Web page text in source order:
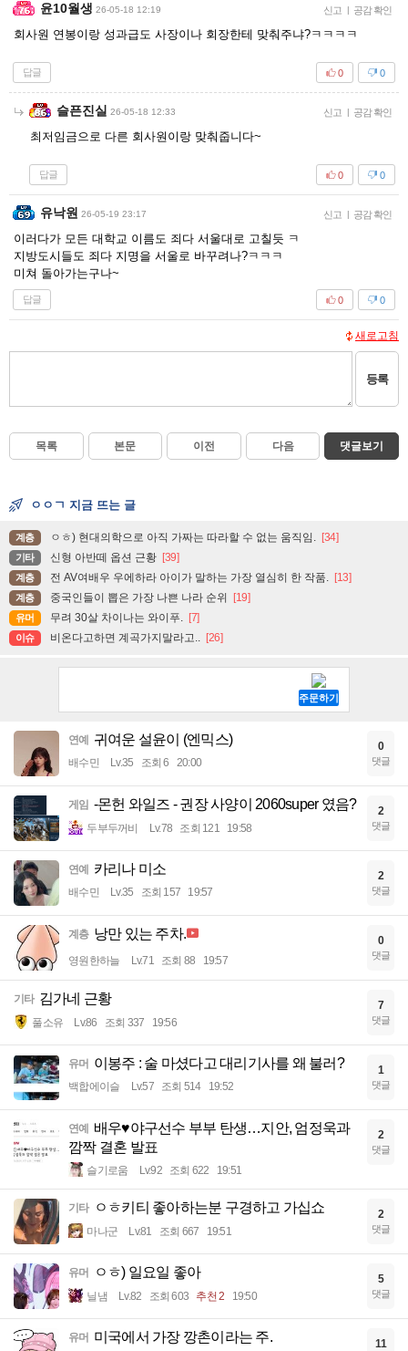
윤10월생 26-05-18 12:19 신고 공감 확인
회사원 연봉이랑 성과급도 사장이나 회장한테 맞춰주냐?ㅋㅋㅋㅋ
답글 0
0
슬픈진실 26-05-18 12:33 신고 공감 확인
최저임금으로 다른 회사원이랑 맞춰줍니다~
답글 0
0
유낙원 26-05-19 23:17 신고 공감 확인
이러다가 모든 대학교 이름도 죄다 서울대로 고칠듯 ㅋ
지방도시들도 죄다 지명을 서울로 바꾸려나?ㅋㅋㅋ
미쳐 돌아가는구나~
답글 0
0
새로고침
등록
목록 본문 이전 다음 댓글보기
ㅇㅇㄱ 지금 뜨는 글
계층 ㅇㅎ) 현대의학으로 아직 가짜는 따라할 수 없는 움직임. [34]
기타 신형 아반떼 옵션 근황 [39]
계층 전 AV여배우 우에하라 아이가 말하는 가장 열심히 한 작품. [13]
계층 중국인들이 뽑은 가장 나쁜 나라 순위 [19]
유머 무려 30살 차이나는 와이푸. [7]
이슈 비온다고하면 계곡가지말라고.. [26]
연예 귀여운 설윤이 (엔믹스)
배수민 Lv.35 조회 6 20:00
0
댓글
게임 -몬헌 와일즈 - 권장 사양이 2060super 였음?
두부두꺼비 Lv.78 조회 121 19:58
2
댓글
연예 카리나 미소
배수민 Lv.35 조회 157 19:57
2
댓글
계층 낭만 있는 주차.
영원한하늘 Lv.71 조회 88 19:57
0
댓글
기타 김가네 근황
풀소유 Lv.86 조회 337 19:56
7
댓글
유머 이봉주 : 술 마셨다고 대리기사를 왜 불러?
백합에이슬 Lv.57 조회 514 19:52
1
댓글
연예
배우♥야구선수 부부 탄생…지안, 엄정욱과
깜짝 결혼 발표
슬기로움 Lv.92 조회 622 19:51
2
댓글
기타 ㅇㅎ키티 좋아하는분 구경하고 가십쇼
마나군 Lv.81 조회 667 19:51
2
댓글
유머 ㅇㅎ) 일요일 좋아
닐냄 Lv.82 조회 603 추천 2 19:50
5
댓글
유머 미국에서 가장 깡촌이라는 주. 11